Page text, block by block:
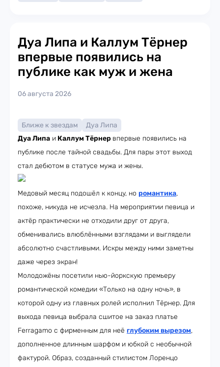
Дуа Липа и Каллум Тёрнер
впервые появились на
публике как муж и жена
06 августа 2026
Ближе к звездам
Дуа Липа
Дуа Липа и Каллум Тёрнер впервые появились на
публике после тайной свадьбы. Для пары этот выход
стал дебютом в статусе мужа и жены.
Медовый месяц подошёл к концу, но романтика,
похоже, никуда не исчезла. На мероприятии певица и
актёр практически не отходили друг от друга,
обменивались влюблёнными взглядами и выглядели
абсолютно счастливыми. Искры между ними заметны
даже через экран!
Молодожёны посетили нью-йоркскую премьеру
романтической комедии «Только на одну ночь», в
которой одну из главных ролей исполнил Тёрнер. Для
выхода певица выбрала сшитое на заказ платье
Ferragamo с фирменным для неё глубоким вырезом,
дополненное длинным шарфом и юбкой с необычной
фактурой. Образ, созданный стилистом Лоренцо